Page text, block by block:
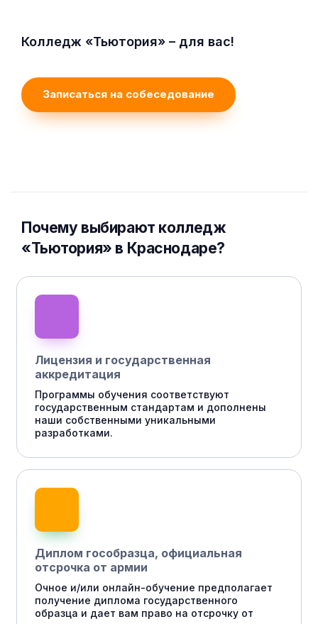
Колледж «Тьютория» – для вас!
Записаться на собеседование
Почему выбирают колледж
«Тьютория» в Краснодаре?
Лицензия и государственная
аккредитация
Программы обучения соответствуют
государственным стандартам и дополнены
наши собственными уникальными
разработками.
Диплом гособразца, официальная
отсрочка от армии
Очное и/или онлайн-обучение предполагает
получение диплома государственного
образца и дает вам право на отсрочку от